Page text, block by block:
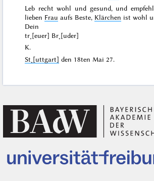
Leb recht wohl und gesund, und
lieben Frau aufs Beste, Klärchen ist wohl
Dein
tr˖[euer] Br˖[uder]
K.
St˖[uttgart] den 18ten Mai 27.